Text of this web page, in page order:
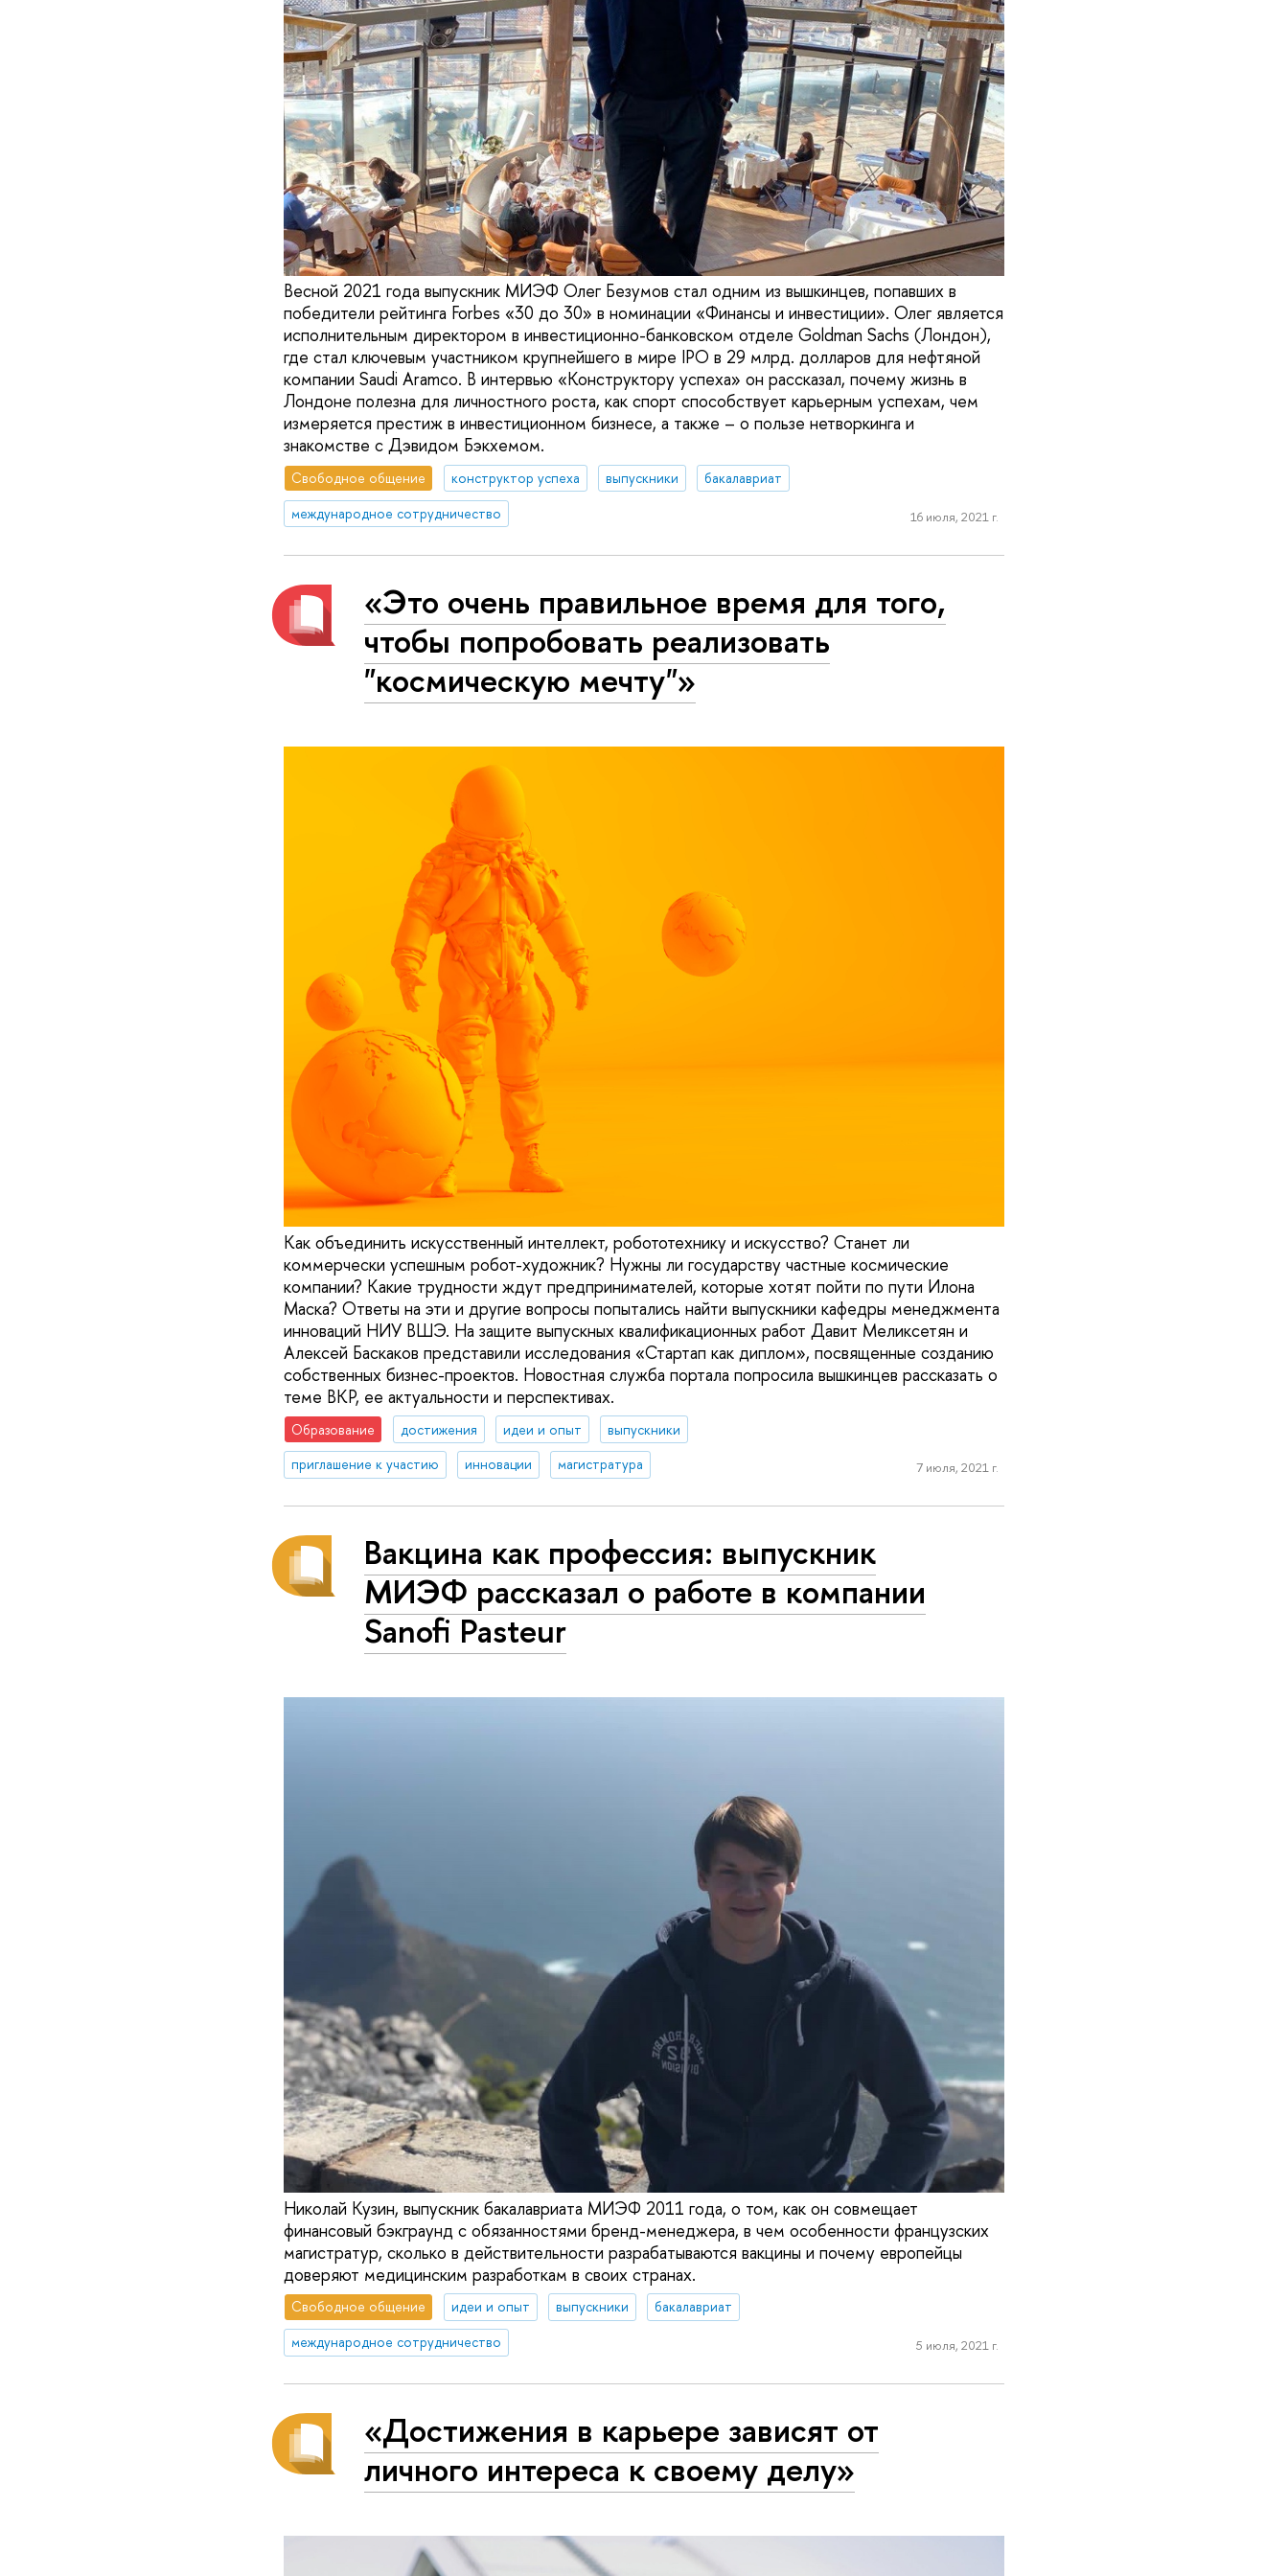
Весной 2021 года выпускник МИЭФ Олег Безумов стал одним из вышкинцев, попавших в
победители рейтинга Forbes «30 до 30» в номинации «Финансы и инвестиции». Олег является
исполнительным директором в инвестиционно-банковском отделе Goldman Sachs (Лондон),
где стал ключевым участником крупнейшего в мире IPO в 29 млрд. долларов для нефтяной
компании Saudi Aramco. В интервью «Конструктору успеха» он рассказал, почему жизнь в
Лондоне полезна для личностного роста, как спорт способствует карьерным успехам, чем
измеряется престиж в инвестиционном бизнесе, а также – о пользе нетворкинга и
знакомстве с Дэвидом Бэкхемом.
Свободное общение конструктор успеха выпускники
бакалавриат
международное сотрудничество
16 июля, 2021 г.
«Это очень правильное время для того,
чтобы попробовать реализовать
"космическую мечту"»
Как объединить искусственный интеллект, робототехнику и искусство? Станет ли
коммерчески успешным робот-художник? Нужны ли государству частные космические
компании? Какие трудности ждут предпринимателей, которые хотят пойти по пути Илона
Маска? Ответы на эти и другие вопросы попытались найти выпускники кафедры менеджмента
инноваций НИУ ВШЭ. На защите выпускных квалификационных работ Давит Меликсетян и
Алексей Баскаков представили исследования «Стартап как диплом», посвященные созданию
собственных бизнес-проектов. Новостная служба портала попросила вышкинцев рассказать о
теме ВКР, ее актуальности и перспективах.
Образование достижения идеи и опыт
выпускники
приглашение к участию
инновации магистратура 7 июля, 2021 г.
Вакцина как профессия: выпускник
МИЭФ рассказал о работе в компании
Sanofi Pasteur
Николай Кузин, выпускник бакалавриата МИЭФ 2011 года, о том, как он совмещает
финансовый бэкграунд с обязанностями бренд-менеджера, в чем особенности французских
магистратур, сколько в действительности разрабатываются вакцины и почему европейцы
доверяют медицинским разработкам в своих странах.
Свободное общение идеи и опыт выпускники
бакалавриат
международное сотрудничество
5 июля, 2021 г.
«Достижения в карьере зависят от
личного интереса к своему делу»